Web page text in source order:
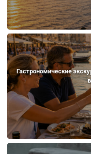
Гастрономические